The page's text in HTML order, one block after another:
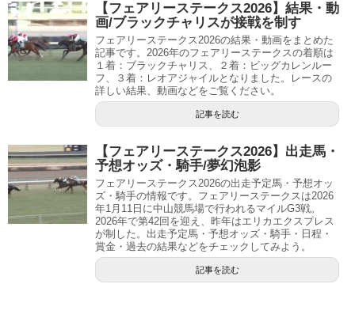
【フェアリーステークス2026】結果・動
画/ブラックチャリスが接戦を制す
フェアリーステークス2026の結果・動画をまとめた
記事です。2026年のフェアリーステークスの着順は
１着：ブラックチャリス、２着：ビッグカレンルー
フ、３着：レオアジャイルとなりました。レースの
詳しい結果、動画などをご覧ください。
記事を読む
【フェアリーステークス2026】出走馬・
予想オッズ・騎手/夢幻泡影
フェアリーステークス2026の出走予定馬・予想オッ
ズ・騎手の情報です。フェアリーステークスは2026
年1月11日に中山競馬場で行われるマイルG3戦。
2026年で第42回を迎え、昨年はエリカエクスプレス
が制した。出走予定馬・予想オッズ・騎手・日程・
賞金・過去の結果などをチェックしてみよう。
記事を読む